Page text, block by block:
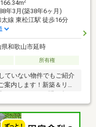
2
年3月(築38年6ヶ月)
線 東松江駅 徒歩16分
和歌山市延時
所有権
ていない物件でもご紹介
内します！新築＆リフ
相談・オンライン対
ご請求・物件見学のご依
ボタン」からお問い合